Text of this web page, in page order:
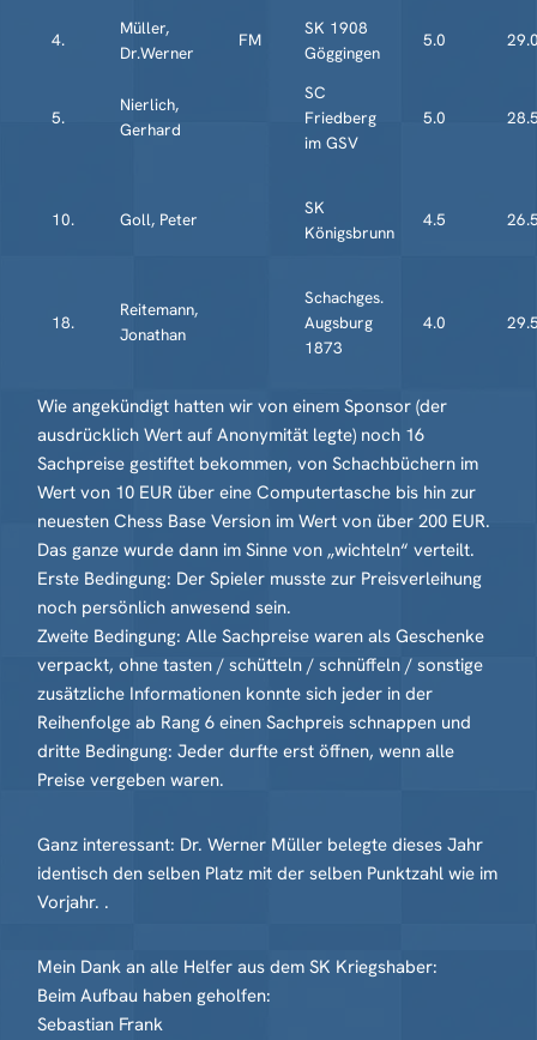
4.
Müller,
Dr.Werner
FM
SK 1908
Göggingen
5.0
5.
Nierlich,
Gerhard
SC
Friedberg
im GSV
5.0
10. Goll, Peter
SK
Königsbrunn
4.5
18.
Reitemann,
Jonathan
Schachges.
Augsburg
1873
4.0
Wie angekündigt hatten wir von einem Sponsor (der
ausdrücklich Wert auf Anonymität legte) noch 16
Sachpreise gestiftet bekommen, von Schachbüchern im
Wert von 10 EUR über eine Computertasche bis hin zur
neuesten Chess Base Version im Wert von über 200 EUR.
Das ganze wurde dann im Sinne von „wichteln“ verteilt.
Erste Bedingung: Der Spieler musste zur Preisverleihung
noch persönlich anwesend sein.
Zweite Bedingung: Alle Sachpreise waren als Geschenke
verpackt, ohne tasten / schütteln / schnüffeln / sonstige
zusätzliche Informationen konnte sich jeder in der
Reihenfolge ab Rang 6 einen Sachpreis schnappen und
dritte Bedingung: Jeder durfte erst öffnen, wenn alle
Preise vergeben waren.
Ganz interessant: Dr. Werner Müller belegte dieses Jahr
identisch den selben Platz mit der selben Punktzahl wie im
Vorjahr. .
Mein Dank an alle Helfer aus dem SK Kriegshaber:
Beim Aufbau haben geholfen:
Sebastian Frank